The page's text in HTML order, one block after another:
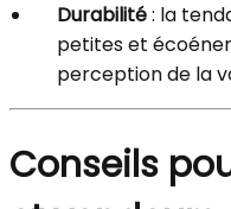
Durabilité: la
petites et
perception de la
Conseils